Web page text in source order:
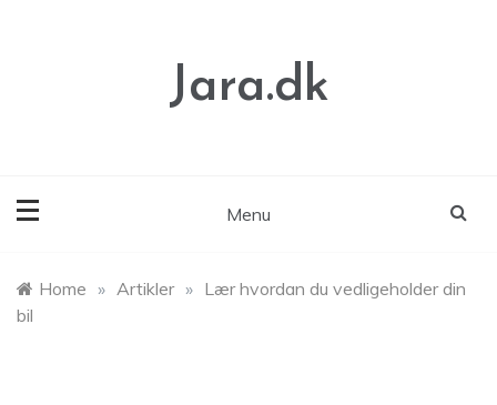
Jara.dk
Menu
Home » Artikler » Lær hvordan du vedligeholder din
bil